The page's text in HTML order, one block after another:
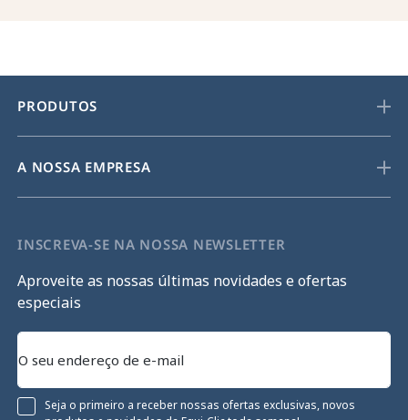
PRODUTOS
A NOSSA EMPRESA
INSCREVA-SE NA NOSSA NEWSLETTER
Aproveite as nossas últimas novidades e ofertas
especiais
Seja o primeiro a receber nossas ofertas exclusivas, novos